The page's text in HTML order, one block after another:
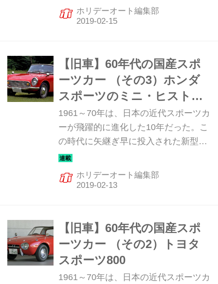
術の進化の歴史と言っていい。そんな
飛躍の10年を彩った珠玉のマシンを振
ホリデーオート編集部
【旧車】60年代の国産スポ
ーツカー （その3）ホンダ
スポーツのミニ・ヒストリ
ー
1961～70年は、日本の近代スポーツカ
ーが飛躍的に進化した10年だった。こ
の時代に矢継ぎ早に投入された新型ス
ポーツカーは、まさに日本の自動車技
術の進化の歴史と言っていい。そんな
飛躍の10年を彩った珠玉のマシンを振
ホリデーオート編集部
【旧車】60年代の国産スポ
ーツカー （その2）トヨタ
スポーツ800
1961～70年は、日本の近代スポーツカ